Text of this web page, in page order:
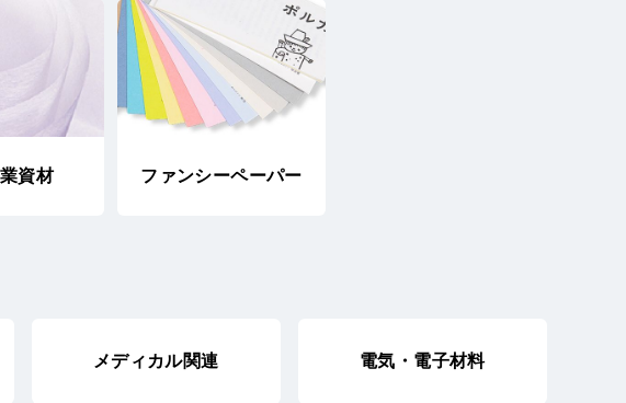
資材 ファンシーペーパー
メディカル関連 電気・電子材料